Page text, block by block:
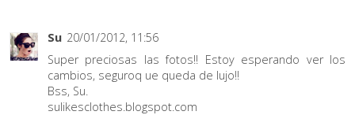
Su 20/01/2012, 11:56
Super preciosas las fotos!! Estoy esperando ver los
cambios, seguroq ue queda de lujo!!
Bss, Su.
sulikesclothes.blogspot.com